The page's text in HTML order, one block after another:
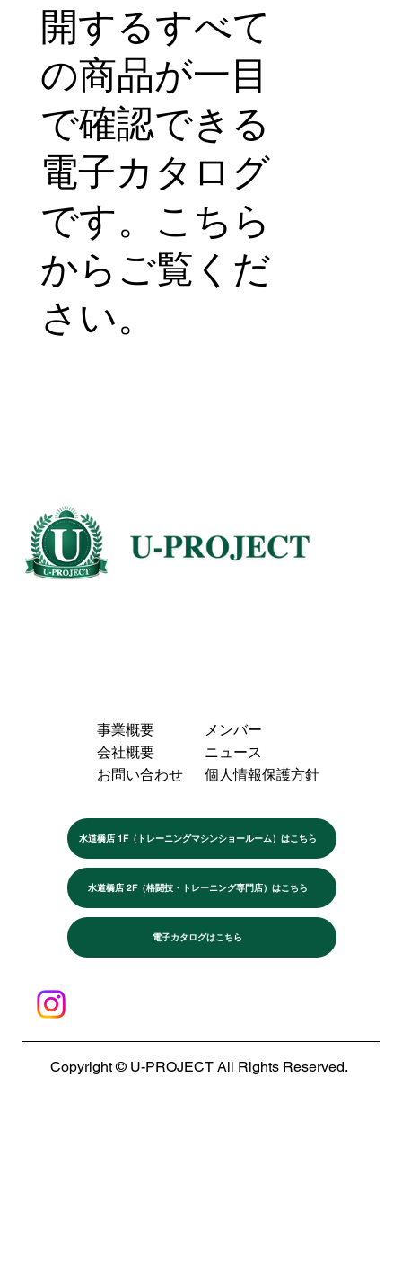
開するすべて
の商品が一目
で確認できる
電子カタログ
です。こちら
からご覧くだ
さい。
水道橋店 1F（トレーニングマシンショールーム）はこちら
水道橋店 2F（格闘技・トレーニング専門店）はこちら
電子カタログはこちら
事業概要
メンバー
会社概要
ニュース
お問い合わせ
個人情報保護方針
Copyright © U-PROJECT All Rights Reserved.